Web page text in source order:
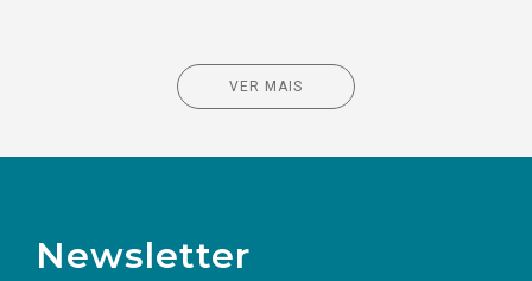
VER MAIS
Newsletter